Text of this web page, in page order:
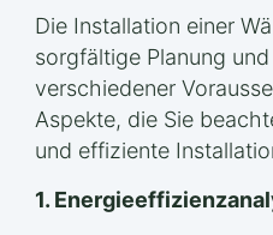
Die Installation einer
sorgfältige Planung
verschiedener
Aspekte, die Sie
und effiziente
1.